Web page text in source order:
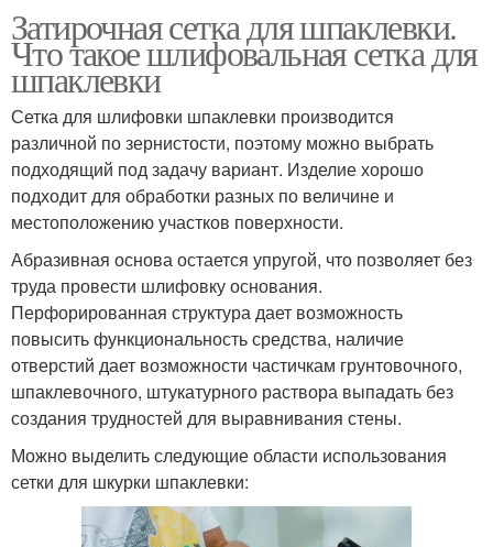
Затирочная сетка для шпаклевки.
Что такое шлифовальная сетка для
шпаклевки
Сетка для шлифовки шпаклевки производится
различной по зернистости, поэтому можно выбрать
подходящий под задачу вариант. Изделие хорошо
подходит для обработки разных по величине и
местоположению участков поверхности.
Абразивная основа остается упругой, что позволяет без
труда провести шлифовку основания.
Перфорированная структура дает возможность
повысить функциональность средства, наличие
отверстий дает возможности частичкам грунтовочного,
шпаклевочного, штукатурного раствора выпадать без
создания трудностей для выравнивания стены.
Можно выделить следующие области использования
сетки для шкурки шпаклевки: